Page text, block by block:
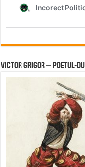
Victor Grigor – Poetul-